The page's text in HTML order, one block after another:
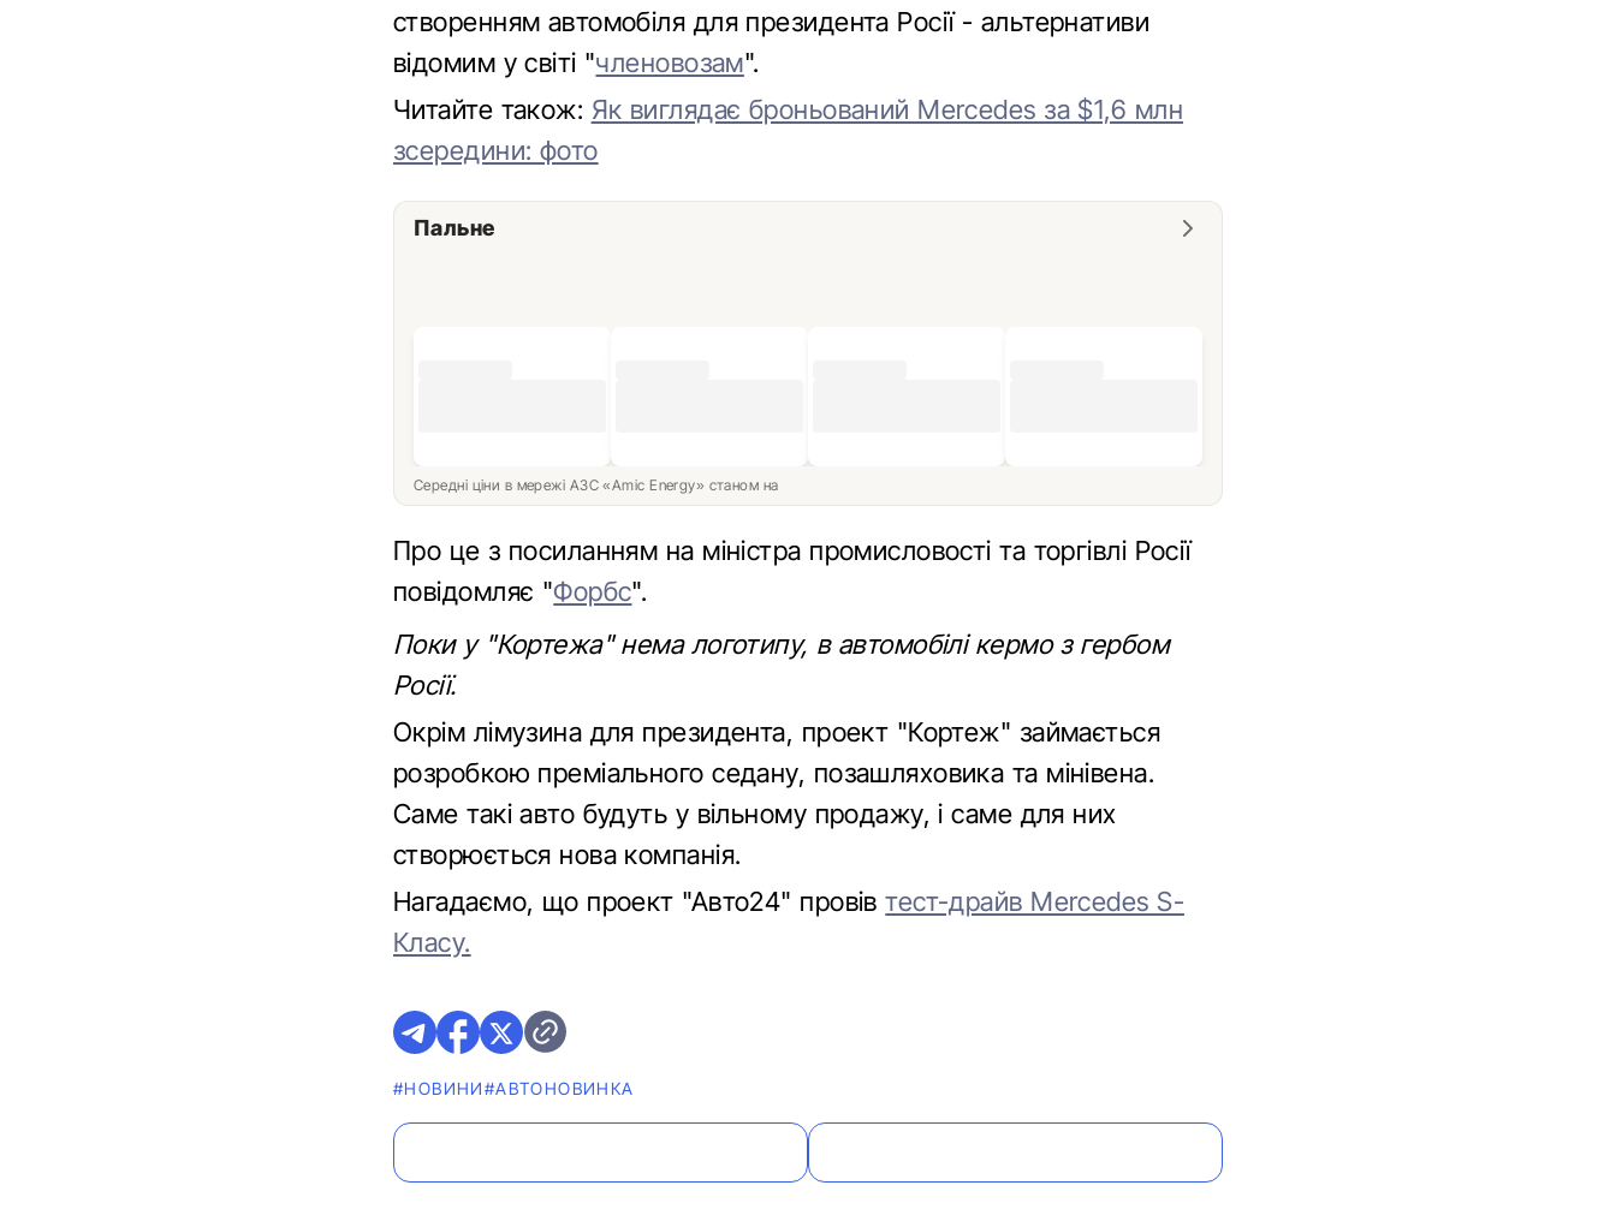
створенням автомобіля для президента Росії - альтернативи
відомим у світі "членовозам".
Читайте також: Як виглядає броньований Mercedes за $1,6 млн
зсередини: фото
Пальне
Середні ціни в мережі АЗС «Amic Energy» станом на
Про це з посиланням на міністра промисловості та торгівлі Росії
повідомляє "Форбс".
Поки у "Кортежа" нема логотипу, в автомобілі кермо з гербом
Росії.
Окрім лімузина для президента, проект "Кортеж" займається
розробкою преміального седану, позашляховика та мінівена.
Саме такі авто будуть у вільному продажу, і саме для них
створюється нова компанія.
Нагадаємо, що проект "Авто24" провівтест-драйв Mercedes S-
Класу.
#НОВИНИ#АВТОНОВИНКА